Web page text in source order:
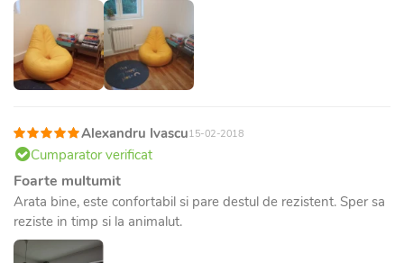
Alexandru Ivascu15-02-2018
Cumparator verificat
Foarte multumit
Arata bine, este confortabil si pare destul de rezistent. Sper sa
reziste in timp si la animalut.